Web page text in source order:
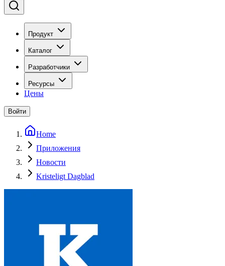
Продукт
Каталог
Разработчики
Ресурсы
Цены
Войти
Home
Приложения
Новости
Kristeligt Dagblad